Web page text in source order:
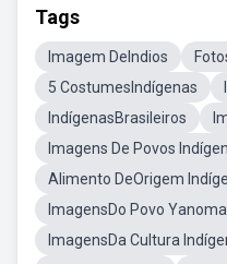
Tags
Imagem DeIndios
5 CostumesIndígenas
IndígenasBrasileiros
Imagens De Povos
Alimento DeOrigem
ImagensDo Povo
ImagensDa Cultura